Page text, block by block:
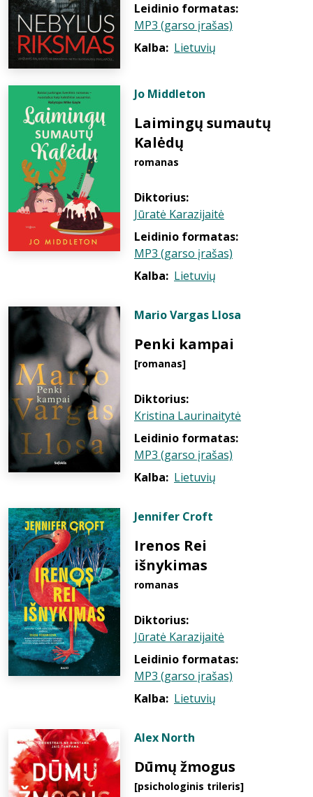
Leidinio formatas:
MP3 (garso įrašas)
Kalba: Lietuvių
Jo Middleton
Laimingų sumautų
Kalėdų
romanas
Diktorius:
Jūratė Karazijaitė
Leidinio formatas:
MP3 (garso įrašas)
Kalba: Lietuvių
Mario Vargas Llosa
Penki kampai
[romanas]
Diktorius:
Kristina Laurinaitytė
Leidinio formatas:
MP3 (garso įrašas)
Kalba: Lietuvių
Jennifer Croft
Irenos Rei
išnykimas
romanas
Diktorius:
Jūratė Karazijaitė
Leidinio formatas:
MP3 (garso įrašas)
Kalba: Lietuvių
Alex North
Dūmų žmogus
[psichologinis trileris]